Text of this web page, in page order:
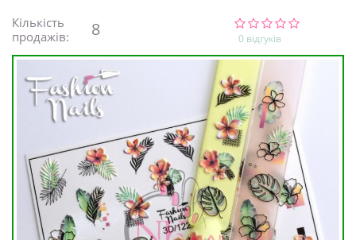
Кількість
продажів:
8 0 відгуків